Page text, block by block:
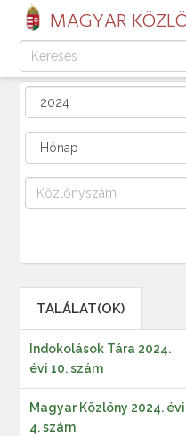
MAGYAR
TALÁLAT(OK)
Indokolások Tára 2024.
évi 10. szám
Magyar Közlöny 2024. évi
4. szám